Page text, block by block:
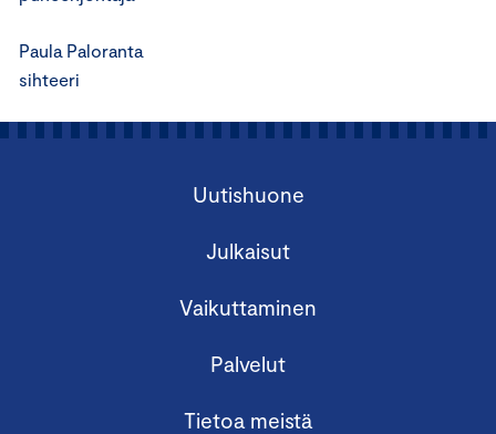
Paula Paloranta
sihteeri
Uutishuone
Julkaisut
Vaikuttaminen
Palvelut
Tietoa meistä